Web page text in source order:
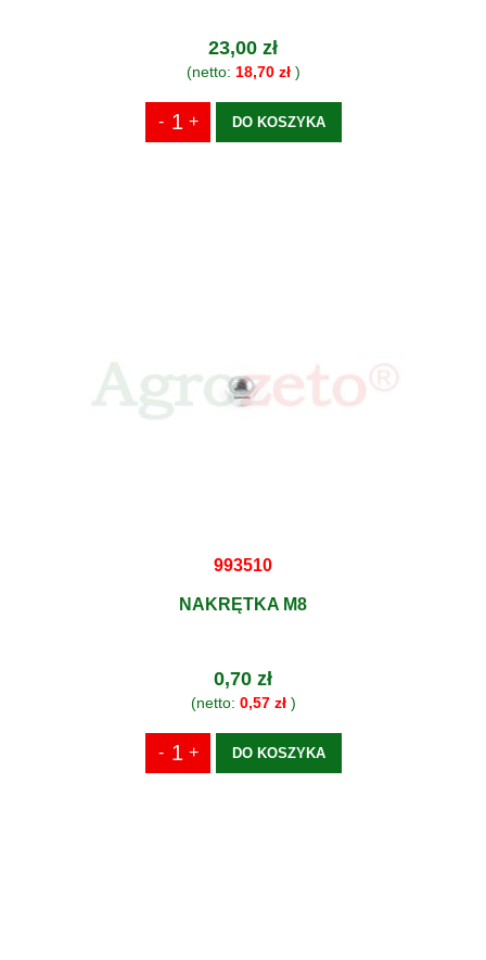
23,00 zł
(netto: 18,70 zł)
DO KOSZYKA
993510
NAKRĘTKA M8
0,70 zł
(netto: 0,57 zł)
DO KOSZYKA